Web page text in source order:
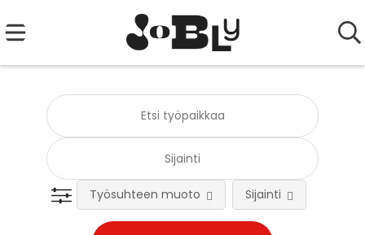
Työsuhteen muoto Sijainti